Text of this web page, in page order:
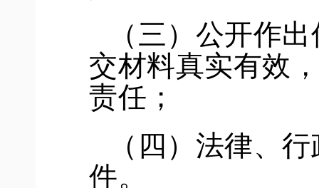
（三）公开作
交材料真实有效
责任；
（四）法律、
件。